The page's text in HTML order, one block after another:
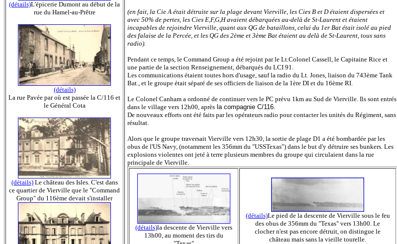
(détails)L'épicerie Dumont au début de la
rue du Hamel-au-Prêtre
(détails)
La rue Pavée par où est passée la C/116 et
le Général Cota
(détails)Le château des Isles. C'est dans
ce quartier de Vierville que le "Command
Group" du 116ème devait s'installer
(en fait, la Cie A était détruite sur la plage devant Vierville, les Cies B et D étaient dispersées et
avec 50% de pertes, les Cies E,F,G,H avaient débarquées au-delà de St-Laurent et étaient
incapables de rejoindre Vierville, quant aux QG de bataillons, celui du 1er Bat était isolé au pied
des falaise de la Percée, et les QG des 2ème et 3ème Bat étaient au delà de St-Laurent, tous sans
radio).
Pendant ce temps, le Command Group a été rejoint par le Lt.Colonel Cassell, le Capitaine Rice et
une partie de la section Renseignement, débarqués du LCI 91.
Les communications étaient toutes hors d'usage, sauf la radio du Lt. Jones, liaison du 743ème Tank
Bat., et le groupe était séparé de ses officiers de liaison de la 1ère DI et du 16ème RI.
Le Colonel Canham a ordonné de continuer vers le PC prévu 1km au Sud de Vierville. Ils sont entrés
dans le village vers 12h00, après la compagnie C/116.
De nouveaux efforts ont été faits par les opérateurs radio pour contacter les unités du Régiment, sans
résultat.
Alors que le groupe traversait Vierville vers 12h30, la sortie de plage D1 a été bombardée par les
obus de l'US Navy, (notamment les 356mm du "USSTexas") dans le but d'y détruire ses bunkers. Les
explosions violentes ont jeté à terre plusieurs membres du groupe qui circulaient dans la rue
principale de Vierville.
(détails)la descente de Vierville vers
13h00, au moment des tirs du
(détails)Le pied de la descente de Vierville sous le feu
des obus de 356mm du "Texas" vers 13h00. Le
clocher n'est pas encore détruit, on distingue le
château mais sans la vieille tourelle.